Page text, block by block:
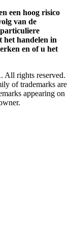
een hoog risico
van de
het handelen in
en of u het
rights reserved.
of trademarks are
appearing on